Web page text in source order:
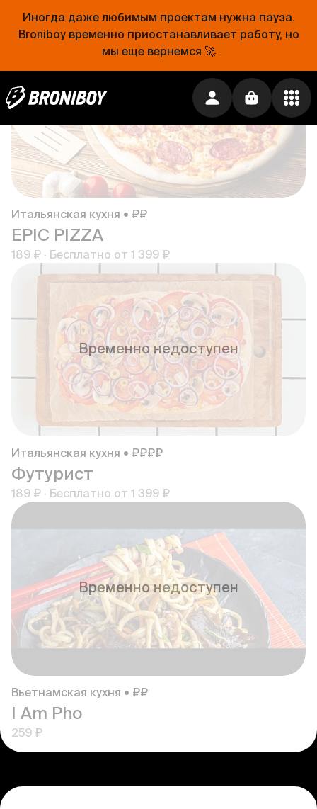
Иногда даже любимым проектам нужна пауза.
Broniboy временно приостанавливает работу, но
мы еще вернемся 🚀
189 ₽·Бесплатно от 1 399 ₽
Временно недоступен
Итальянская кухня • ₽₽
EPIC PIZZA
189 ₽ · Бесплатно от 1 399 ₽
Временно недоступен
Итальянская кухня • ₽₽₽₽
Футурист
189 ₽ · Бесплатно от 1 399 ₽
Временно недоступен
Вьетнамская кухня • ₽₽
I Am Pho
259 ₽